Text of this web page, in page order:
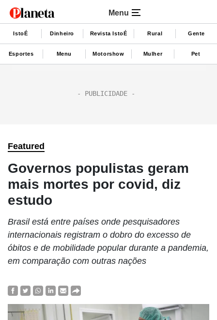
Menu
IstoÉ Dinheiro Revista IstoÉ Rural Gente
Esportes Menu Motorshow Mulher Pet
Featured
Governos populistas geram
mais mortes por covid, diz
estudo
Brasil está entre países onde pesquisadores
internacionais registram o dobro do excesso de
óbitos e de mobilidade popular durante a pandemia,
em comparação com outras nações